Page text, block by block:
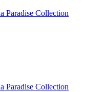
Paradise Collection
Paradise Collection